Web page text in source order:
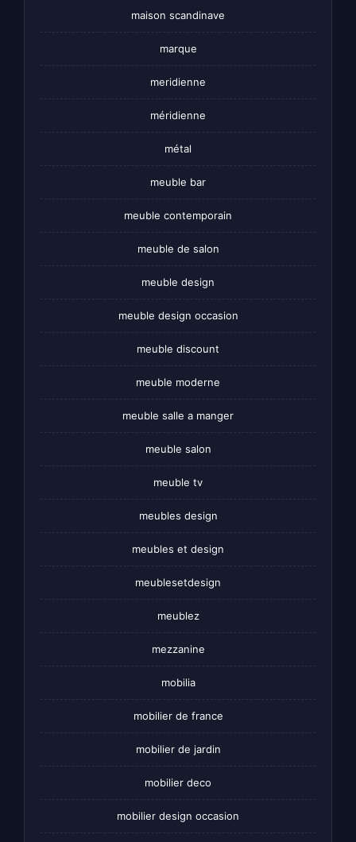
maison scandinave
marque
meridienne
méridienne
métal
meuble bar
meuble contemporain
meuble de salon
meuble design
meuble design occasion
meuble discount
meuble moderne
meuble salle a manger
meuble salon
meuble tv
meubles design
meubles et design
meublesetdesign
meublez
mezzanine
mobilia
mobilier de france
mobilier de jardin
mobilier deco
mobilier design occasion